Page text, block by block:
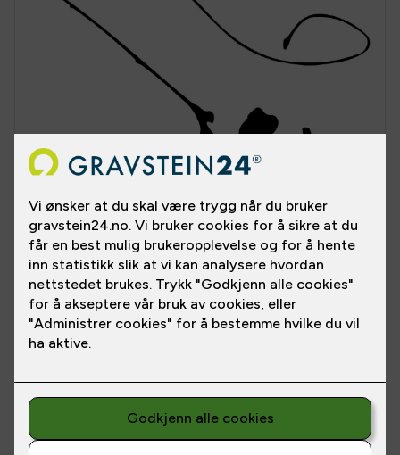
størrelsen bestemmer du selv, og våre kyndige
fageksperter rådgir deg gjerne.
Velg mellom fire utførelser: Sort, gull, sølv og hvit